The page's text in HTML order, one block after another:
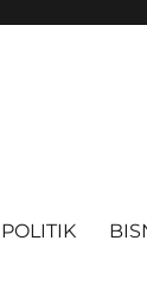
POLITIK